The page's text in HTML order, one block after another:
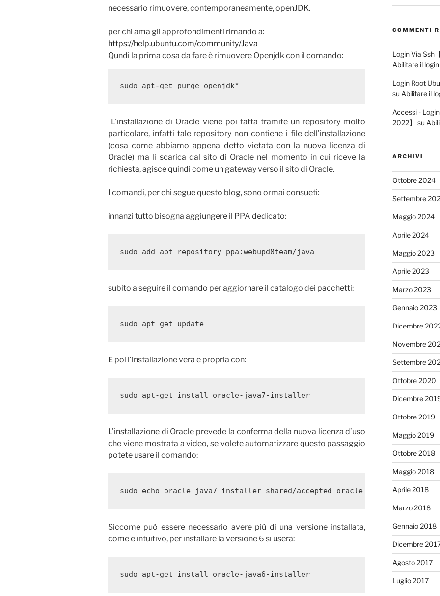
necessario rimuovere, contemporaneamente, openJDK.
per chi ama gli approfondimenti rimando a:
https://help.ubuntu.com/community/Java
Qundi la prima cosa da fare è rimuovere Openjdk con il comando:
sudo apt-get purge openjdk*
L’installazione di Oracle viene poi fatta tramite un repository molto
particolare, infatti tale repository non contiene i file dell’installazione
(cosa come abbiamo appena detto vietata con la nuova licenza di
Oracle) ma li scarica dal sito di Oracle nel momento in cui riceve la
richiesta, agisce quindi come un gateway verso il sito di Oracle.
I comandi, per chi segue questo blog, sono ormai consueti:
innanzi tutto bisogna aggiungere il PPA dedicato:
subito a seguire il comando per aggiornare il catalogo dei pacchetti:
E poi l’installazione vera e propria con:
sudo apt-get install oracle-java7-installer
L’installazione di Oracle prevede la conferma della nuova licenza d’uso
che viene mostrata a video, se volete automatizzare questo passaggio
potete usare il comando:
sudo echo oracle-java7-installer shared/accepted-oracle-license-v1-1
Siccome può essere necessario avere più di una versione installata,
come è intuitivo, per installare la versione 6 si userà:
sudo apt-get install oracle-java6-installer
COMMENTI
Login Via Ssh
Abilitare il
Login Root
su Abilitare il
Accessi -
2022】
su
ARCHIVI
Ottobre 2024
Settembre
Maggio 2024
Aprile 2024
Maggio 2023
Aprile 2023
Marzo 2023
Gennaio 2023
Dicembre
Novembre
Settembre
Ottobre 2020
Dicembre
Ottobre 2019
Maggio 2019
Ottobre 2018
Maggio 2018
Aprile 2018
Marzo 2018
Gennaio 2018
Dicembre
Agosto 2017
Luglio 2017